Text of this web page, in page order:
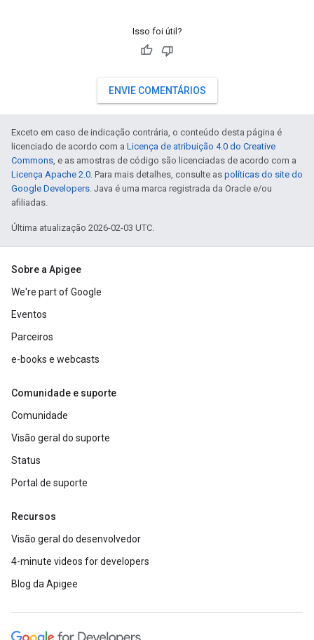
Isso foi útil?
ENVIE COMENTÁRIOS
Exceto em caso de indicação contrária, o conteúdo desta página é
licenciado de acordo com a Licença de atribuição 4.0 do Creative
Commons, e as amostras de código são licenciadas de acordo com a
Licença Apache 2.0. Para mais detalhes, consulte as políticas do site do
Google Developers. Java é uma marca registrada da Oracle e/ou
afiliadas.
Última atualização 2026-02-03 UTC.
Sobre a Apigee
We're part of Google
Eventos
Parceiros
e-books e webcasts
Comunidade e suporte
Comunidade
Visão geral do suporte
Status
Portal de suporte
Recursos
Visão geral do desenvolvedor
4-minute videos for developers
Blog da Apigee